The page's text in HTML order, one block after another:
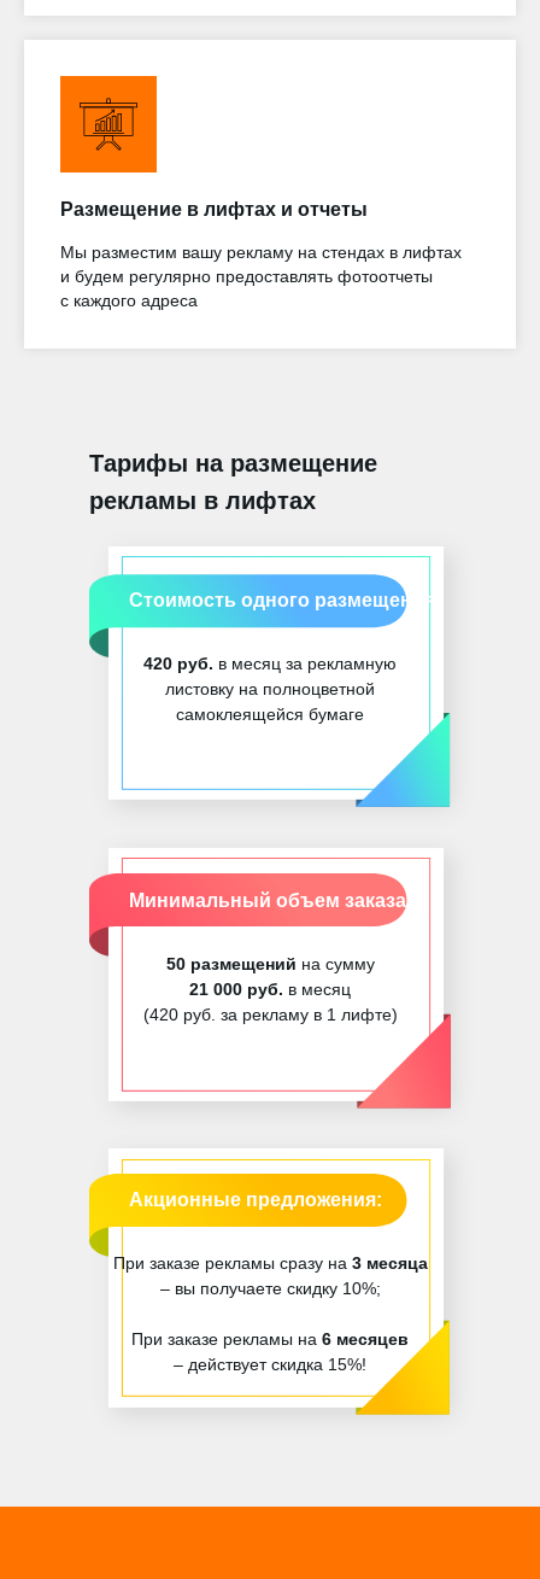
Размещение в лифтах и отчеты
Мы разместим вашу рекламу на стендах в лифтах
и будем регулярно предоставлять фотоотчеты
с каждого адреса
Тарифы на размещение
рекламы в лифтах
Стоимость одного размещения:
420 руб. в месяц за рекламную
листовку на полноцветной
самоклеящейся бумаге
Минимальный объем заказа:
50 размещений на сумму
21 000 руб. в месяц
(420 руб. за рекламу в 1 лифте)
Акционные предложения:
При заказе рекламы сразу на 3 месяца
– вы получаете скидку 10%;
При заказе рекламы на 6 месяцев
– действует скидка 15%!